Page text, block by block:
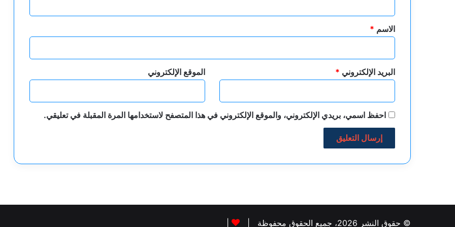
*
الاسم *
البريد الإلكتروني * الموقع الإلكتروني
احفظ اسمي، بريدي الإلكتروني، والموقع الإلكتروني في هذا المتصفح لاستخدامها المرة المقبلة في تعليقي.
© حقوق النشر 2026، جميع الحقوق محفوظة |